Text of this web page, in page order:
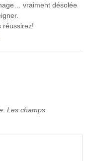
vraiment désolée
réussirez!
Les champs